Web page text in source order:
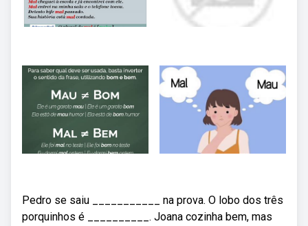
Pedro se saiu ___________ na prova. O lobo dos três
porquinhos é __________. Joana cozinha bem, mas